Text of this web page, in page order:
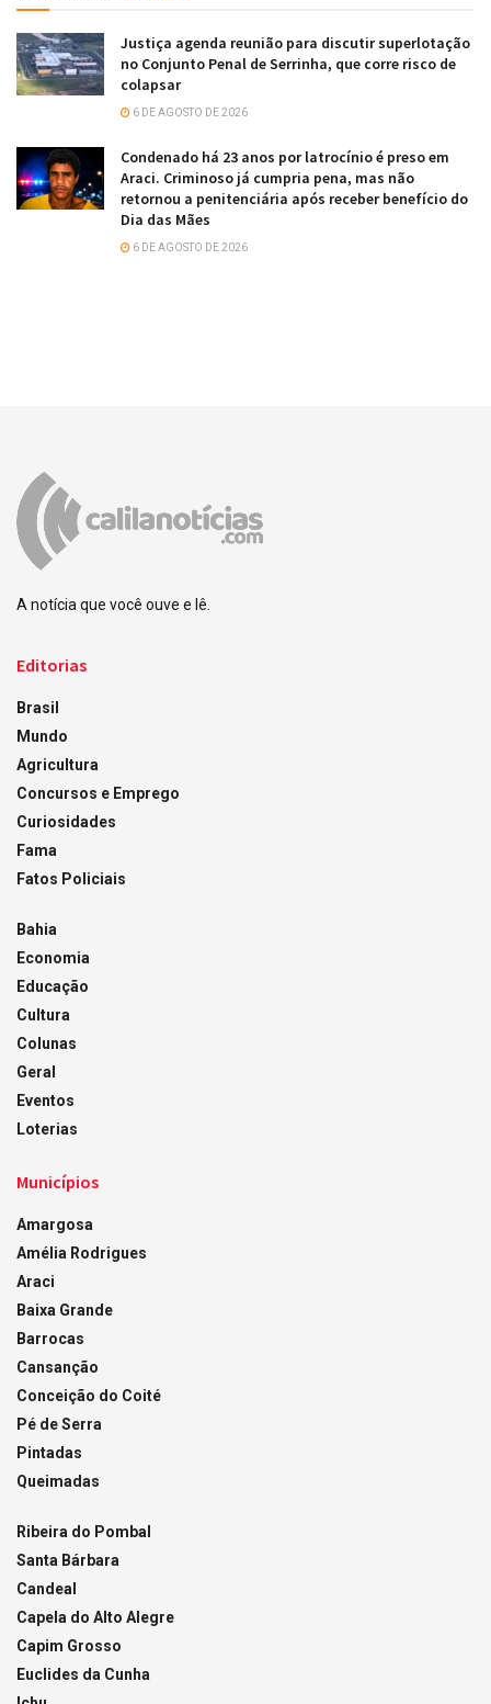
Justiça agenda reunião para discutir superlotação
no Conjunto Penal de Serrinha, que corre risco de
colapsar
6 DE AGOSTO DE 2026
Condenado há 23 anos por latrocínio é preso em
Araci. Criminoso já cumpria pena, mas não
retornou a penitenciária após receber benefício do
Dia das Mães
6 DE AGOSTO DE 2026
A notícia que você ouve e lê.
Editorias
Brasil
Mundo
Agricultura
Concursos e Emprego
Curiosidades
Fama
Fatos Policiais
Bahia
Economia
Educação
Cultura
Colunas
Geral
Eventos
Loterias
Municípios
Amargosa
Amélia Rodrigues
Araci
Baixa Grande
Barrocas
Cansanção
Conceição do Coité
Pé de Serra
Pintadas
Queimadas
Ribeira do Pombal
Santa Bárbara
Candeal
Capela do Alto Alegre
Capim Grosso
Euclides da Cunha